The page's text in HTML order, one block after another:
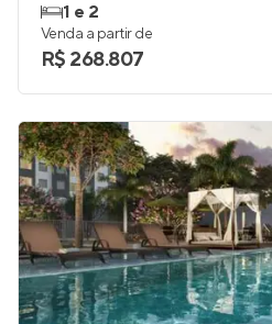
1 e 2
Venda a partir de
R$ 268.807